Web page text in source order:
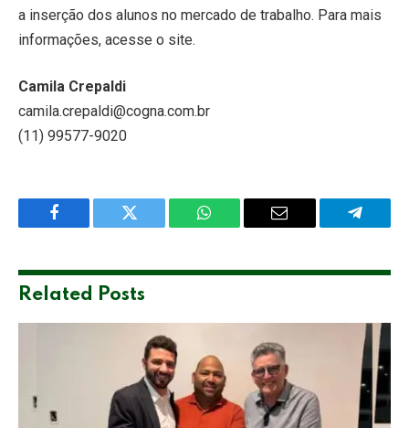
a inserção dos alunos no mercado de trabalho. Para mais
informações, acesse o site.
Camila Crepaldi
camila.crepaldi@cogna.com.br
(11) 99577-9020
Facebook Twitter WhatsApp Email
Related Posts